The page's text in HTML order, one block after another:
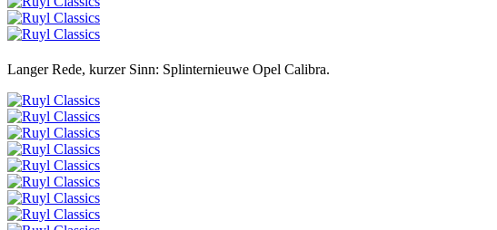
Langer Rede, kurzer Sinn: Splinternieuwe Opel Calibra.